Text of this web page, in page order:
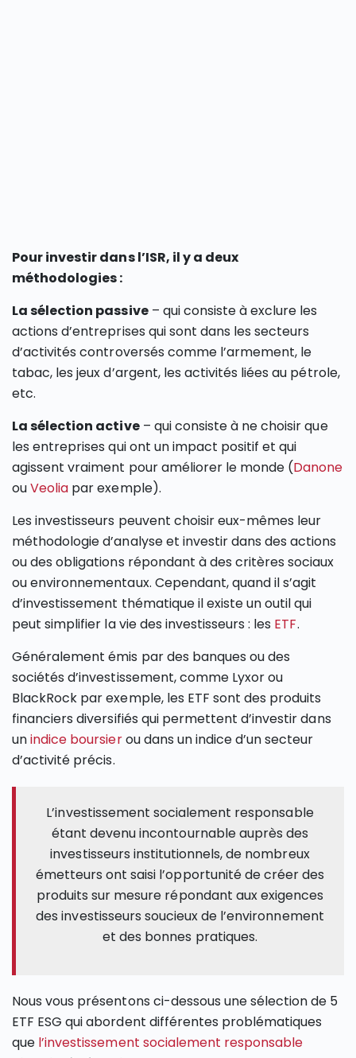
Pour investir dans l’ISR, il y a deux
méthodologies :
La sélection passive– qui consiste à exclure les
actions d’entreprises qui sont dans les secteurs
d’activités controversés comme l’armement, le
tabac, les jeux d’argent, les activités liées au pétrole,
etc.
La sélection active– qui consiste à ne choisir que
les entreprises qui ont un impact positif et qui
agissent vraiment pour améliorer le monde (Danone
ouVeolia par exemple).
Les investisseurs peuvent choisir eux-mêmes leur
méthodologie d’analyse et investir dans des actions
ou des obligations répondant à des critères sociaux
ou environnementaux. Cependant, quand il s’agit
d’investissement thématique il existe un outil qui
peut simplifier la vie des investisseurs : les ETF.
Généralement émis par des banques ou des
sociétés d’investissement, comme Lyxor ou
BlackRock par exemple, les ETF sont des produits
financiers diversifiés qui permettent d’investir dans
unindice boursierou dans un indice d’un secteur
d’activité précis.
L’investissement socialement responsable
étant devenu incontournable auprès des
investisseurs institutionnels, de nombreux
émetteurs ont saisi l’opportunité de créer des
produits sur mesure répondant aux exigences
des investisseurs soucieux de l’environnement
et des bonnes pratiques.
Nous vous présentons ci-dessous une sélection de 5
ETF ESG qui abordent différentes problématiques
que l’investissement socialement responsable